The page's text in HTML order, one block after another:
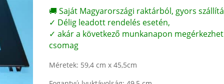
🚚 Saját Magyarországi raktárból, gyors
✓ Délig leadott rendelés esetén,
✓ akár a következő munkanapon
csomag
Méretek: 59,4 cm x 45,5cm